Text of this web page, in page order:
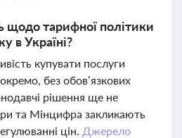
тарифної політики
в Україні?
купувати послуги
без обов’язкових
рішення ще не
та Мінцифра закликають
цін. Джерело